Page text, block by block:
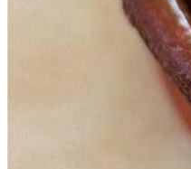
verse broodkruim